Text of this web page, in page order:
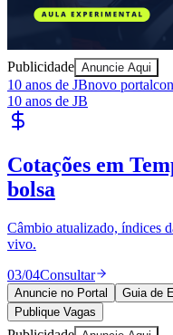
Publicidade Anuncie Aqui
10 anos de JBnovo portal
10 anos de JB
Cotações em
bolsa
Câmbio atualizado, índices
vivo.
03/04Consultar
Anuncie no Portal Guia de
Publique Vagas